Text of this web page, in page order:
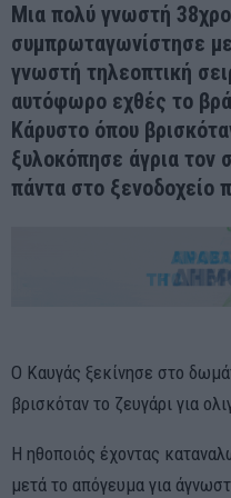
Μια πολύ γνωστή
συμπρωταγωνίστησε
γνωστή τηλεοπτική
αυτόφωρο εχθές το
Κάρυστο όπου
ξυλοκόπησε άγρια τον
πάντα στο ξενοδοχείο
Ο Καυγάς ξεκίνησε στο
βρισκόταν το ζευγάρι για
Η ηθοποιός έχοντας
μετά το απόγευμα για